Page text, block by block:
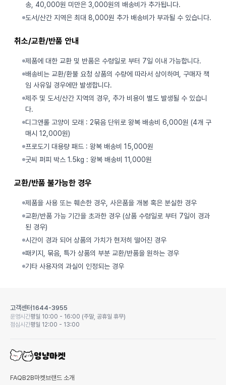
송, 40,000원 미만은 3,000원의 배송비가 추가됩니다.
도서/산간 지역은 최대 8,000원 추가 배송비가 부과될 수 있습니다.
취소/교환/반품 안내
제품에 대한 교환 및 반품은 수령일로 부터 7일 이내 가능합니다.
배송비는 교환/환불 요청 상품의 수량에 따라서 상이하며, 구매자 책
임 사유일 경우에만 발생합니다.
제주 및 도서/산간 지역의 경우, 추가 비용이 별도 발생될 수 있습니
다.
디그앤롤 고양이 모래 : 2묶음 단위로 왕복 배송비 6,000원 (4개 구
매시 12,000원)
프로도기 대용량 패드 : 왕복 배송비 15,000원
굿씨 퍼피 박스 1.5kg : 왕복 배송비 11,000원
교환/반품 불가능한 경우
제품을 사용 또는 훼손한 경우, 사은품을 개봉 혹은 분실한 경우
교환/반품 가능 기간을 초과한 경우 (상품 수령일로 부터 7일이 경과
된 경우)
시간이 경과 되어 상품의 가치가 현저히 떨어진 경우
패키지, 묶음, 특가 상품의 부분 교환/반품을 원하는 경우
기타 사용자의 과실이 인정되는 경우
고객센터1644-3955
운영시간평일 10:00 - 16:00 (주말, 공휴일 휴무)
점심시간평일 12:00 - 13:00
FAQB2B마켓 브랜드 소개